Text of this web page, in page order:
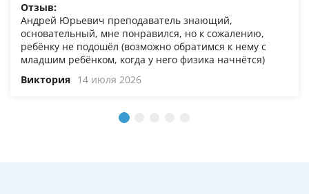
Отзыв:
Андрей Юрьевич преподаватель знающий,
основательный, мне понравился, но к сожалению,
ребёнку не подошёл (возможно обратимся к нему с
младшим ребёнком, когда у него физика начнётся)
Виктория 14 июля 2026